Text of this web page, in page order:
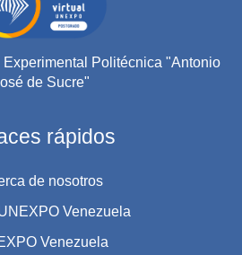
Politécnica "Antonio
de Sucre"
rápidos
de nosotros
Venezuela
Venezuela